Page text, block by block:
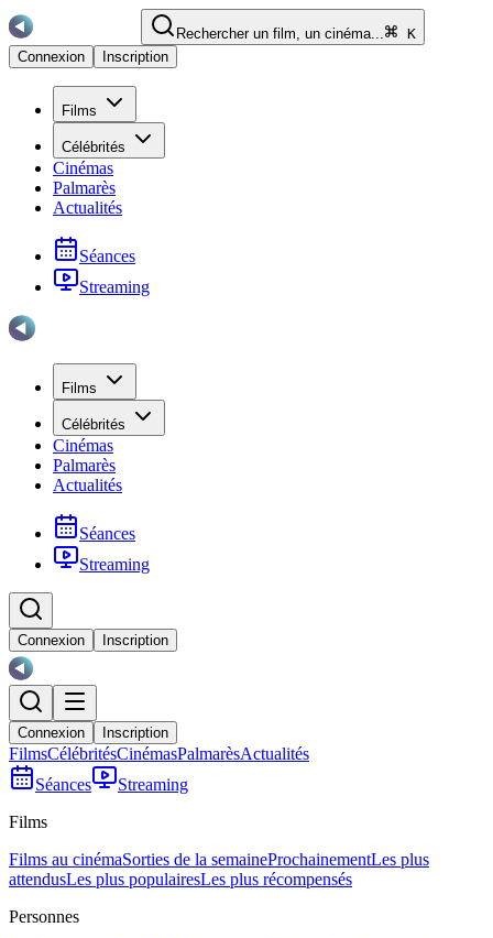
Rechercher un film, un cinéma...
K
Connexion
Inscription
Films
Célébrités
Cinémas
Palmarès
Actualités
Séances
Streaming
Films
Célébrités
Cinémas
Palmarès
Actualités
Séances
Streaming
Connexion Inscription
Connexion Inscription
FilmsCélébritésCinémasPalmarèsActualités
Séances
Streaming
Films
Films au cinémaSorties de la semaineProchainementLes plus
attendusLes plus populairesLes plus récompensés
Personnes